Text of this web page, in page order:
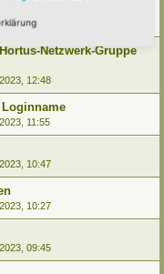
hinterlegen
08:03
Netzwerk-Gruppe
12:48
Loginname
11:55
10:47
10:27
09:45